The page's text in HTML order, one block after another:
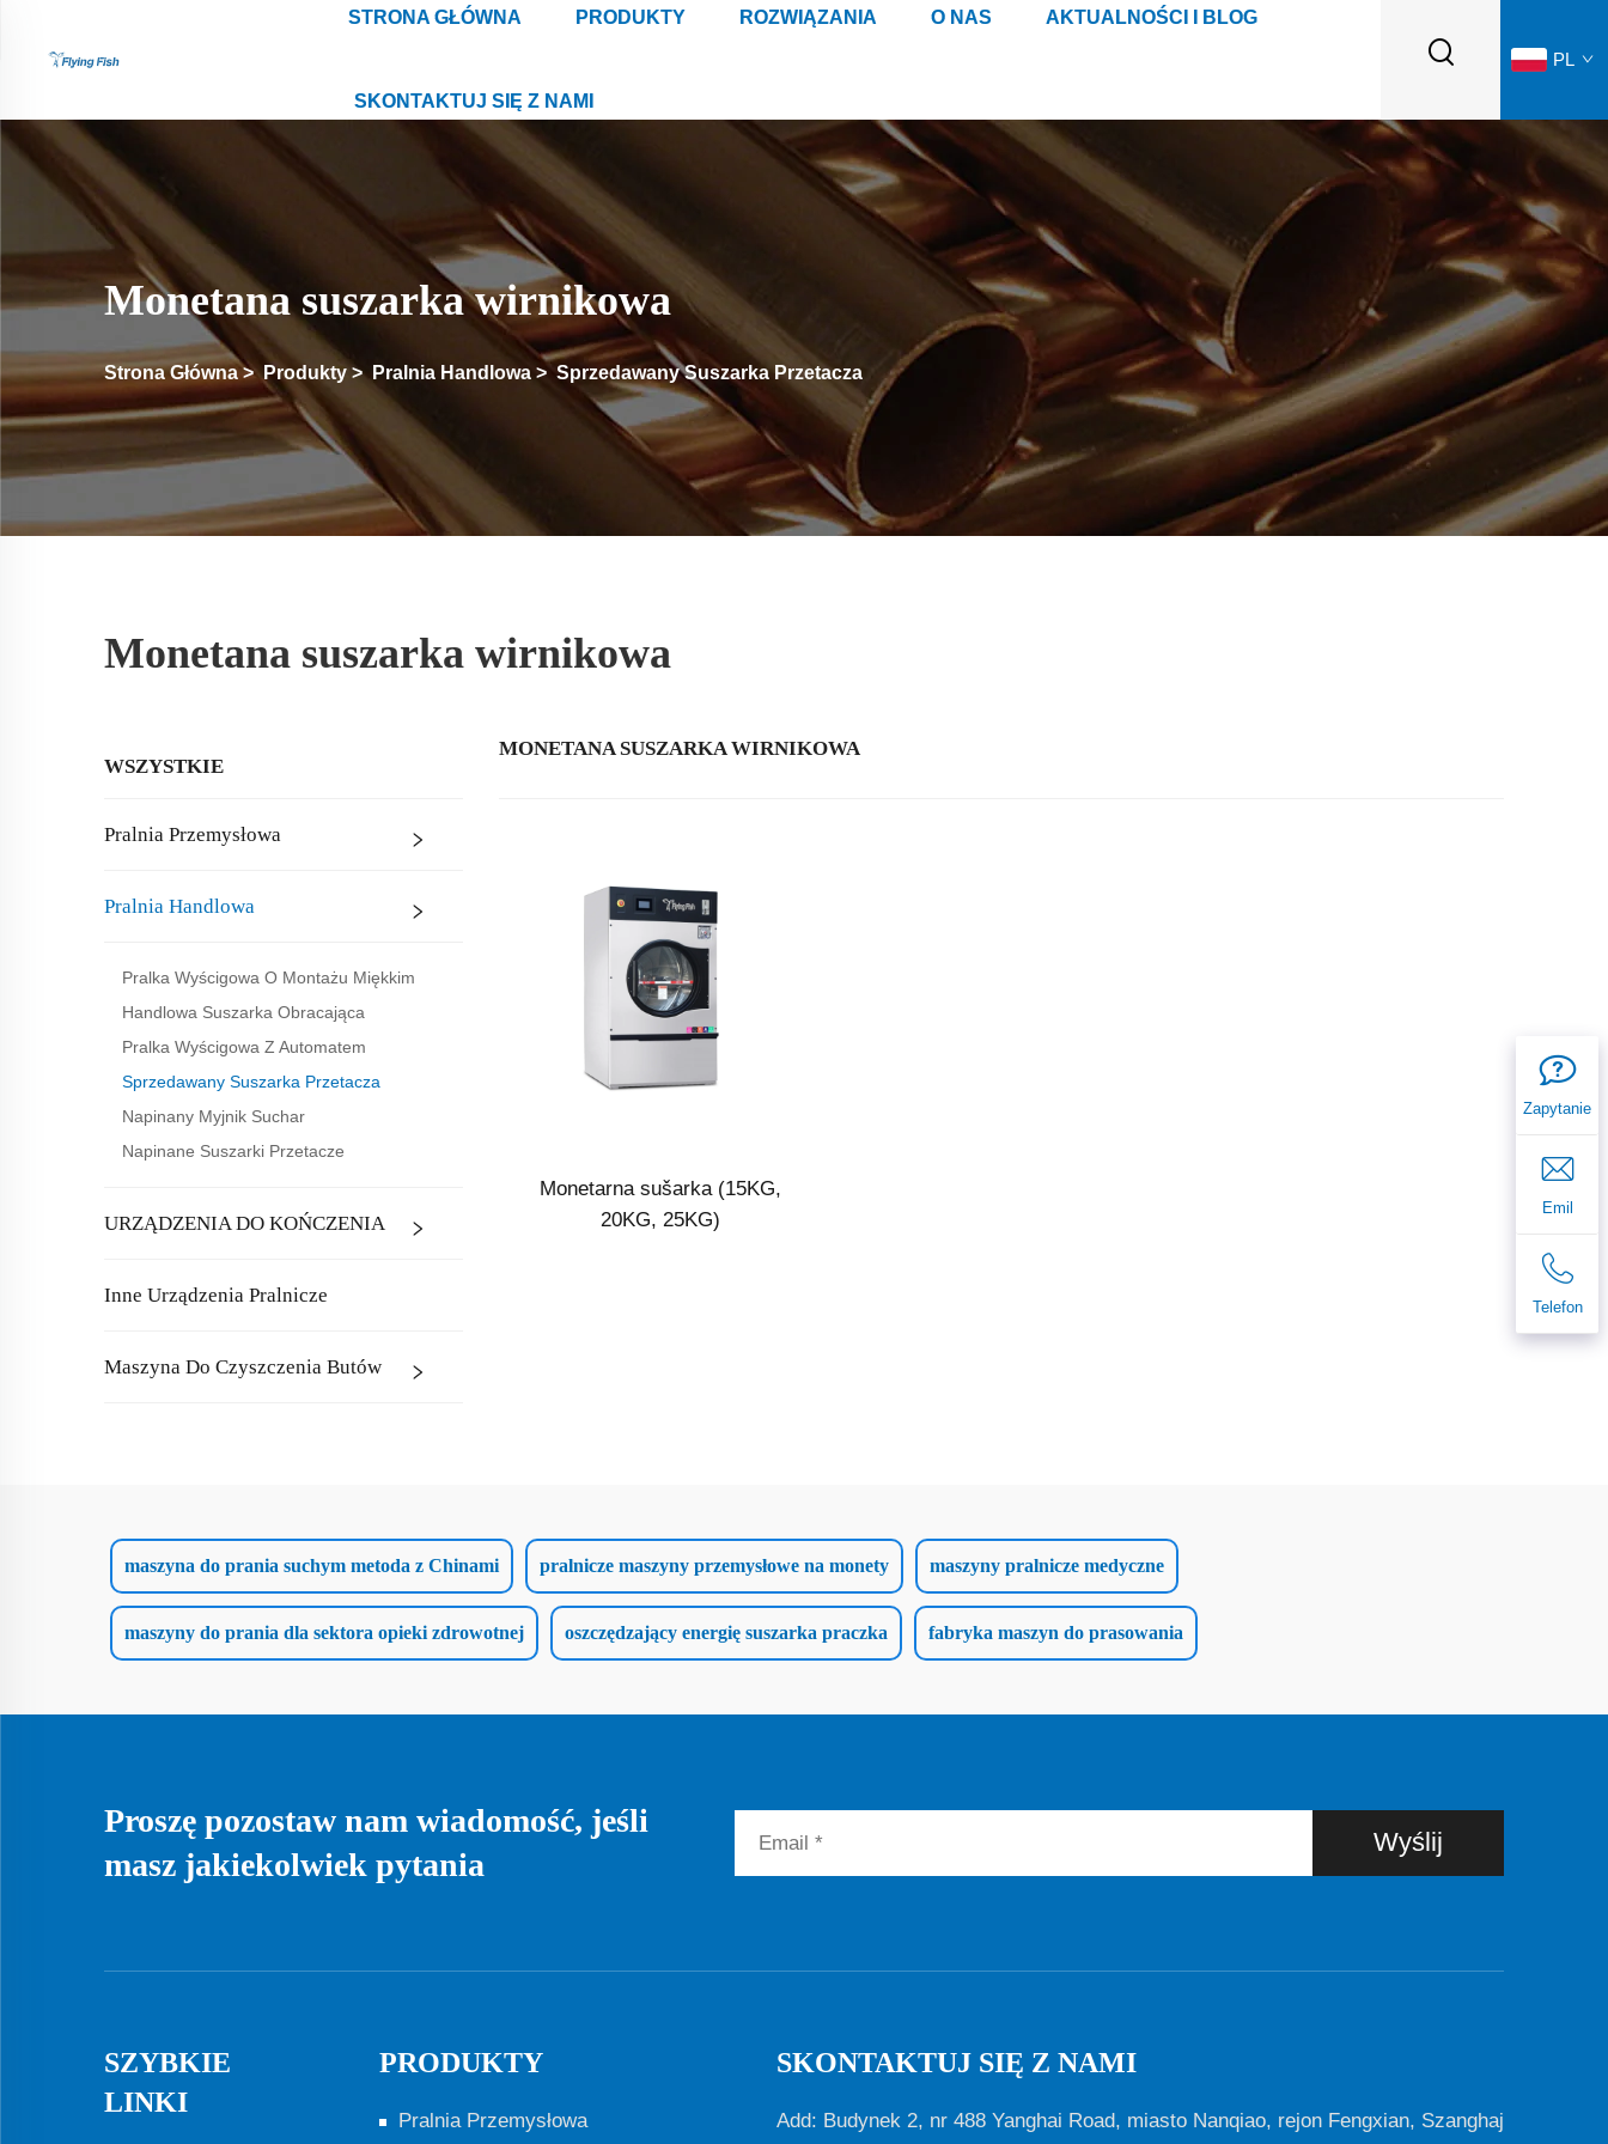
STRONA GŁÓWNA PRODUKTY ROZWIĄZANIA O NAS AKTUALNOŚCI I BLOG
SKONTAKTUJ SIĘ Z NAMI
PL
Monetana suszarka wirnikowa
Strona Główna>Produkty > Pralnia Handlowa > Sprzedawany Suszarka Przetacza
Monetana suszarka wirnikowa
WSZYSTKIE
Pralnia Przemysłowa
Pralnia Handlowa
Pralka Wyścigowa O Montażu Miękkim
Handlowa Suszarka Obracająca
Pralka Wyścigowa Z Automatem
Sprzedawany Suszarka Przetacza
Napinany Myjnik Suchar
Napinane Suszarki Przetacze
URZĄDZENIA DO KOŃCZENIA
Inne Urządzenia Pralnicze
Maszyna Do Czyszczenia Butów
MONETANA SUSZARKA WIRNIKOWA
Monetarna sušarka (15KG,
20KG, 25KG)
Zapytanie
Emil
Telefon
maszyna do prania suchym metoda z Chinami pralnicze maszyny przemysłowe na monety maszyny pralnicze medyczne
maszyny do prania dla sektora opieki zdrowotnej oszczędzający energię suszarka praczka fabryka maszyn do prasowania
Proszę pozostaw nam wiadomość, jeśli
masz jakiekolwiek pytania
Wyślij
SZYBKIE
LINKI
PRODUKTY
Pralnia Przemysłowa
SKONTAKTUJ SIĘ Z NAMI
Add: Budynek 2, nr 488 Yanghai Road, miasto Nanqiao, rejon Fengxian, Szanghaj